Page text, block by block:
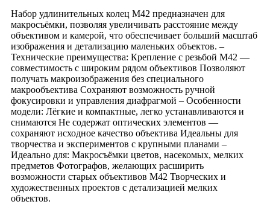
Набор удлинительных колец М42 предназначен для
макросъёмки, позволяя увеличивать расстояние между
объективом и камерой, что обеспечивает больший масштаб
изображения и детализацию маленьких объектов. –
Технические преимущества: Крепление с резьбой М42 —
совместимость с широким рядом объективов Позволяют
получать макроизображения без специального
макрообъектива Сохраняют возможность ручной
фокусировки и управления диафрагмой – Особенности
модели: Лёгкие и компактные, легко устанавливаются и
снимаются Не содержат оптических элементов —
сохраняют исходное качество объектива Идеальны для
творчества и экспериментов с крупными планами –
Идеально для: Макросъёмки цветов, насекомых, мелких
предметов Фотографов, желающих расширить
возможности старых объективов М42 Творческих и
художественных проектов с детализацией мелких
объектов.